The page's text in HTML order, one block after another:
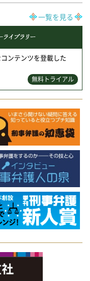
一覧を見る
ンテンツを登載した
無料トライアル